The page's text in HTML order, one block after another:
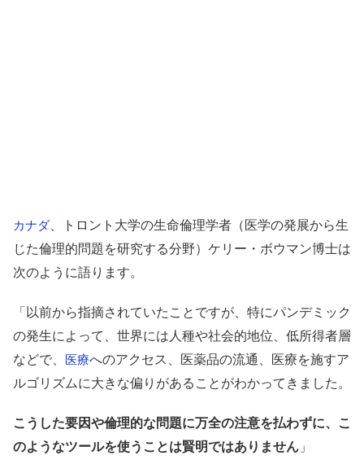
カナダ、トロント大学の生命倫理学者（医学の発展から生
じた倫理的問題を研究する分野）ケリー・ボウマン博士は
次のように語ります。
「以前から指摘されていたことですが、特にパンデミック
の発生によって、世界には人種や社会的地位、低所得者層
などで、 医療へのアクセス、医薬品の流通、医療を施すア
ルゴリズムに大きな偏りがあることがわかってきました。
こうした要因や倫理的な問題に万全の注意を払わずに、こ
のようなツールを使うことは賢明ではありません 」